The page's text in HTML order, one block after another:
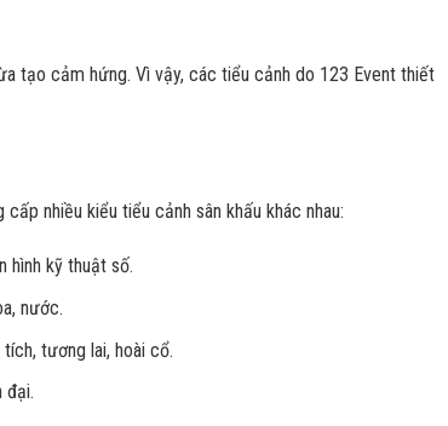
tạo cảm hứng. Vì vậy, các tiểu cảnh do 123 Event thiết
nhiều kiểu tiểu cảnh sân khấu khác nhau:
hình kỹ thuật số.
nước.
tương lai, hoài cổ.
đại.